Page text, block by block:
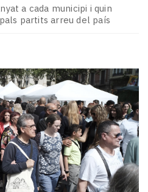
a cada municipi i quin
partits arreu del país